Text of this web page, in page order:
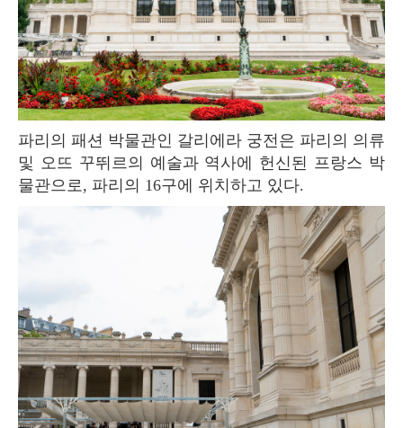
파리의 패션 박물관인 갈리에라 궁전은 파리의 의류
및 오뜨 꾸뛰르의 예술과 역사에 헌신된 프랑스 박
물관으로, 파리의 16구에 위치하고 있다.